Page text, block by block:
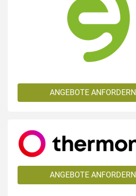
ANGEBOTE ANFORDERN
ANGEBOTE ANFORDERN